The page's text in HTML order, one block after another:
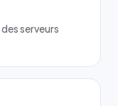
serveurs